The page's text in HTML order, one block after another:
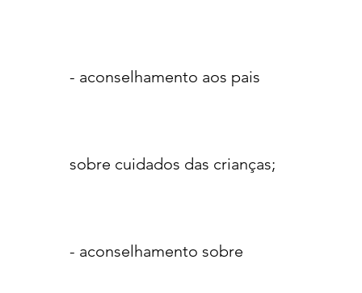
- aconselhamento aos pais
sobre cuidados das crianças;
- aconselhamento sobre